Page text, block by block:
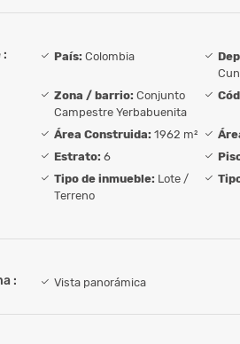
: País: Colombia
Zona / barrio: Conjunto
Campestre Yerbabuenita
Área Construida: 1962 m²
Estrato: 6
Tipo de inmueble: Lote /
Terreno
: Vista panorámica